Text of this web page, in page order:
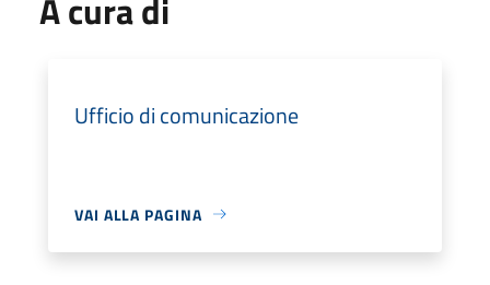
A cura di
Ufficio di comunicazione
VAI ALLA PAGINA